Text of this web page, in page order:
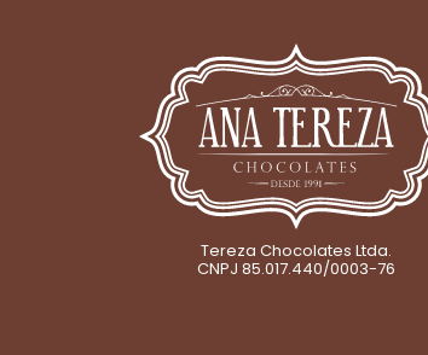
Tereza Chocolates Ltda.
CNPJ 85.017.440/0003-76